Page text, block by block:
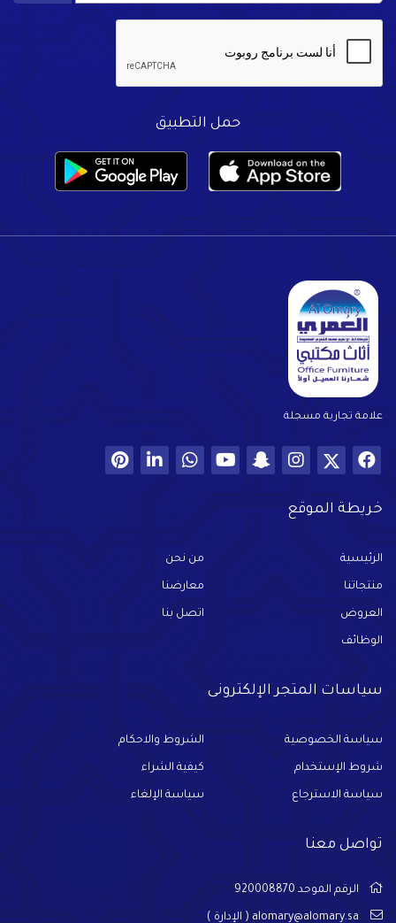
حمل التطبيق
علامة تجارية مسجلة
خريطة الموقع
الرئيسية من نحن
منتجاتنا معارضنا
العروض اتصل بنا
الوظائف
سياسات المتجر الإلكترونى
سياسة الخصوصية الشروط والاحكام
شروط الإستخدام كيفية الشراء
سياسة الاسترجاع سياسة الإلغاء
تواصل معنا
الرقم الموحد 920008870
alomary@alomary.sa ( الإدارة )